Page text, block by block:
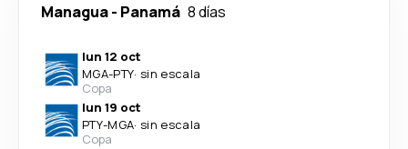
Managua- Panamá 8 días
lun 12 oct
MGA-PTY· sin escala
Copa
lun 19 oct
PTY-MGA· sin escala
Copa